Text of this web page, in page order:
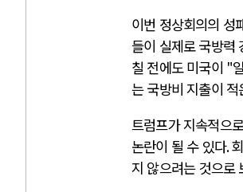
이번 정상회의의 성
들이 실제로 국방력
칠 전에도 미국이 "
는 국방비 지출이
트럼프가 지속적으
논란이 될 수 있다.
지 않으려는 것으로